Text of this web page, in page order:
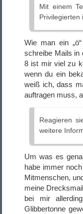
Mit einem
Privilegierten
Wie man ein
schreibe Mails in
8 ist mir viel zu
wenn du ein
weiß ich, dass
auftragen muss,
Reagieren
weitere
Um was es
habe immer
Mitmenschen,
meine
bei mir
Glibbertonne